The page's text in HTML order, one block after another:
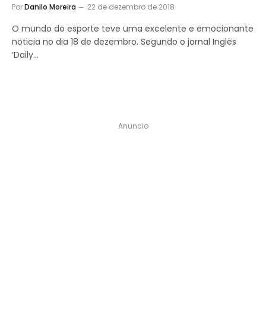
PorDanilo Moreira 22 de dezembro de 2018
O mundo do esporte teve uma excelente e emocionante
noticia no dia 18 de dezembro. Segundo o jornal Inglês
‘Daily…
Anuncio